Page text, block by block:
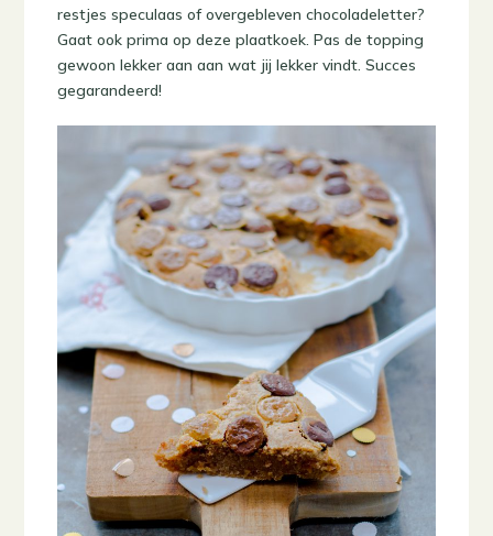
restjes speculaas of overgebleven chocoladeletter?
Gaat ook prima op deze plaatkoek. Pas de topping
gewoon lekker aan aan wat jij lekker vindt. Succes
gegarandeerd!